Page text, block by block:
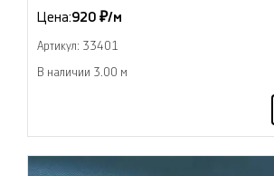
Цена:920 ₽/м
Артикул: 33401
В наличии 3.00 м